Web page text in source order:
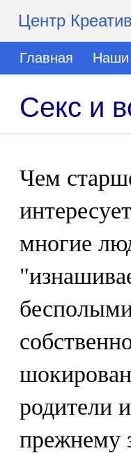
Центр
Главная Наши
Секс и
Чем
многие
родители
прежнему